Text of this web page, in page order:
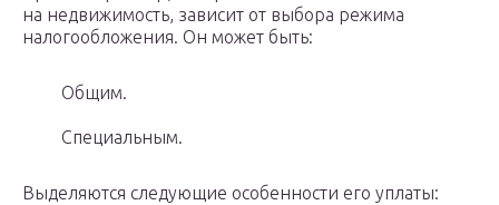
на недвижимость, зависит от выбора режима
налогообложения. Он может быть:
Общим.
Специальным.
Выделяются следующие особенности его уплаты: